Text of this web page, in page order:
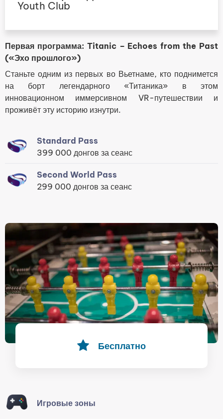
Youth Club
Первая программа: Titanic – Echoes from the Past
(«Эхо прошлого»)
Станьте одним из первых во Вьетнаме, кто поднимется
на борт легендарного «Титаника» в этом
инновационном иммерсивном VR-путешествии и
проживёт эту историю изнутри.
Standard Pass
399 000 донгов за сеанс
Second World Pass
299 000 донгов за сеанс
Бесплатно
Игровые зоны